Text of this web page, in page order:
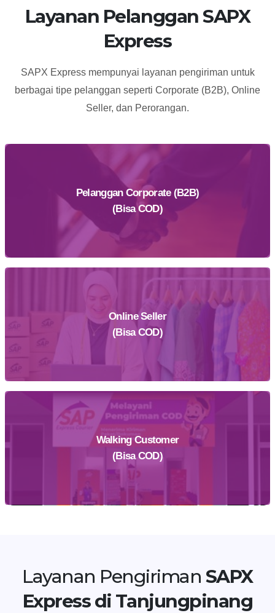
Layanan Pelanggan SAPX
Express
SAPX Express mempunyai layanan pengiriman untuk
berbagai tipe pelanggan seperti Corporate (B2B), Online
Seller, dan Perorangan.
Pelanggan Corporate (B2B)
(Bisa COD)
Daftar Sekarang
Online Seller
(Bisa COD)
Daftar Sekarang
Walking Customer
(Bisa COD)
Layanan Pengiriman SAPX
Express di Tanjungpinang